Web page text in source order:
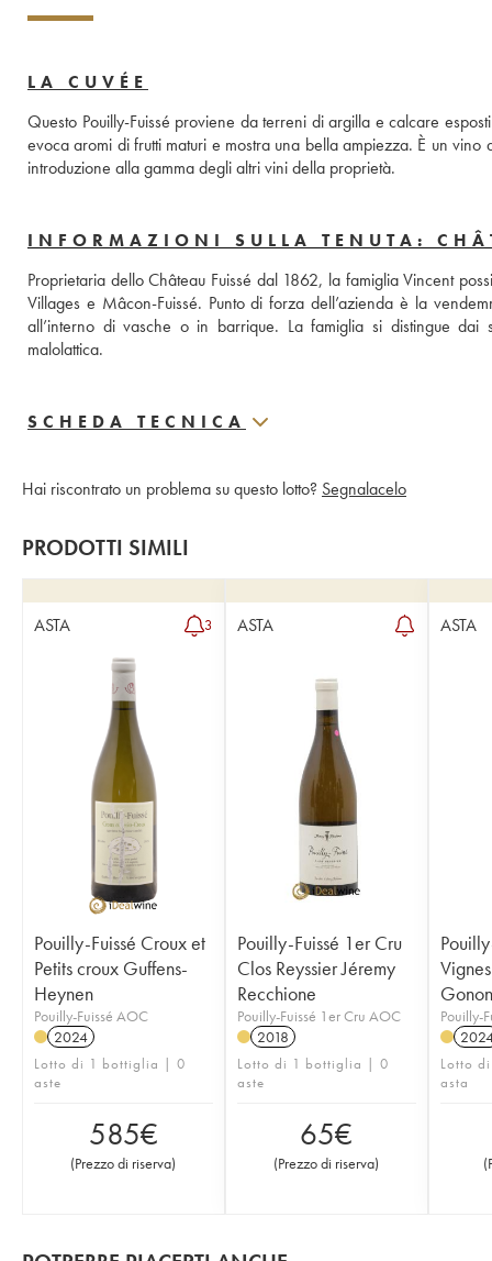
LA CUVÉE
Questo Pouilly-Fuissé proviene da terreni di argilla e calcare
evoca aromi di frutti maturi e mostra una bella ampiezza. È un
introduzione alla gamma degli altri vini della proprietà.
INFORMAZIONI SULLA TENUTA:
Proprietaria dello Château Fuissé dal 1862, la famiglia Vincent
Villages e Mâcon-Fuissé. Punto di forza dell’azienda è la
all’interno di vasche o in barrique. La famiglia si distingue
malolattica.
SCHEDA TECNICA
Hai riscontrato un problema su questo lotto? Segnalacelo
PRODOTTI SIMILI
ASTA 3
Pouilly-Fuissé Croux et
Petits croux Guffens-
Heynen
Pouilly-Fuissé AOC
2024
Lotto di 1 bottiglia | 0
aste
585€
(Prezzo di riserva)
ASTA
Pouilly-Fuissé 1er Cru
Clos Reyssier Jéremy
Recchione
Pouilly-Fuissé 1er Cru AOC
2018
Lotto di 1 bottiglia | 0
aste
65€
(Prezzo di riserva)
ASTA
Gonon
Pouilly-
Lotto
asta
(